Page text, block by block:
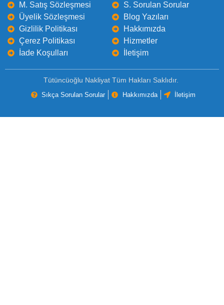
M. Satış Sözleşmesi
Üyelik Sözleşmesi
Gizlilik Politikası
Çerez Politikası
İade Koşulları
S. Sorulan Sorular
Blog Yazıları
Hakkımızda
Hizmetler
İletişim
Tütüncüoğlu Nakliyat Tüm Hakları Saklıdır.
Sıkça Sorulan Sorular Hakkımızda İletişim